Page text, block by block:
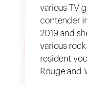
various TV
contender
2019 and
various
resident
Rouge and